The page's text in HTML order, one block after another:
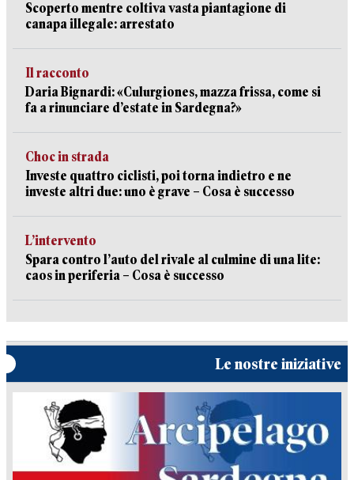
Scoperto mentre coltiva vasta piantagione di
canapa illegale: arrestato
Il racconto
Daria Bignardi: «Culurgiones, mazza frissa, come si
fa a rinunciare d’estate in Sardegna?»
Choc in strada
Investe quattro ciclisti, poi torna indietro e ne
investe altri due: uno è grave – Cosa è successo
L’intervento
Spara contro l’auto del rivale al culmine di una lite:
caos in periferia – Cosa è successo
Le nostre iniziative